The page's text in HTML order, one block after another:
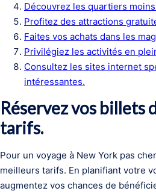
Découvrez les quartiers
Profitez des attractions
Faites vos achats dans les
Privilégiez les activités en
Consultez les sites internet
intéressantes.
Réservez vos billets
tarifs.
Pour un voyage à New York pas
meilleurs tarifs. En planifiant votre
augmentez vos chances de